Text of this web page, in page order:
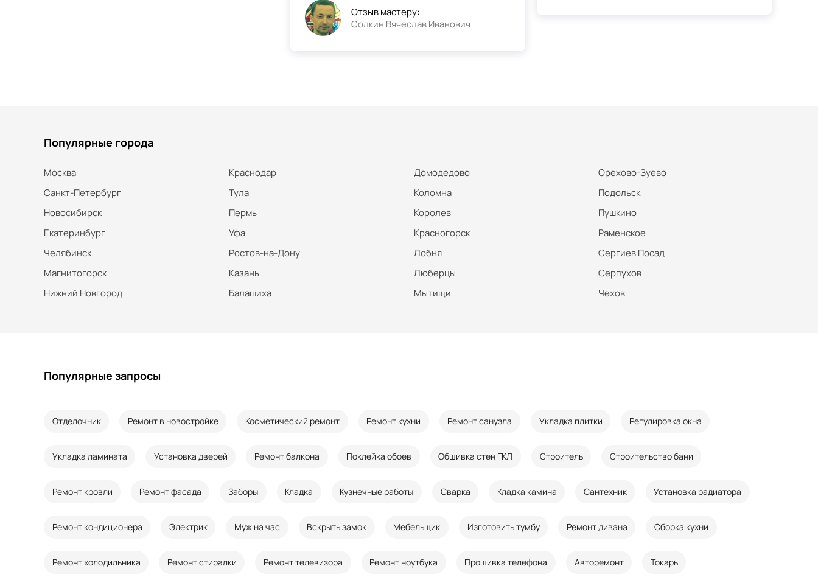
Отзыв мастеру:
Солкин Вячеслав Иванович
Популярные города
Москва
Санкт-Петербург
Новосибирск
Екатеринбург
Челябинск
Магнитогорск
Нижний Новгород
Краснодар
Тула
Пермь
Уфа
Ростов-на-Дону
Казань
Балашиха
Домодедово
Коломна
Королев
Красногорск
Лобня
Люберцы
Мытищи
Орехово-Зуево
Подольск
Пушкино
Раменское
Сергиев Посад
Серпухов
Чехов
Популярные запросы
Отделочник Ремонт в новостройке Косметический ремонт Ремонт кухни Ремонт санузла Укладка плитки Регулировка окна
Укладка ламината Установка дверей Ремонт балкона Поклейка обоев Обшивка стен ГКЛ Строитель Строительство бани
Ремонт кровли Ремонт фасада Заборы Кладка Кузнечные работы Сварка Кладка камина Сантехник Установка радиатора
Ремонт кондиционера Электрик Муж на час Вскрыть замок Мебельщик Изготовить тумбу Ремонт дивана Сборка кухни
Ремонт холодильника Ремонт стиралки Ремонт телевизора Ремонт ноутбука Прошивка телефона Авторемонт Токарь